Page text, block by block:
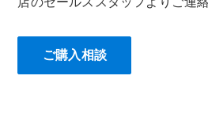
ご購入相談